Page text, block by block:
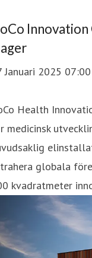
Januari 2025 07:00
Health
medicinsk
globala
kvadratmeter